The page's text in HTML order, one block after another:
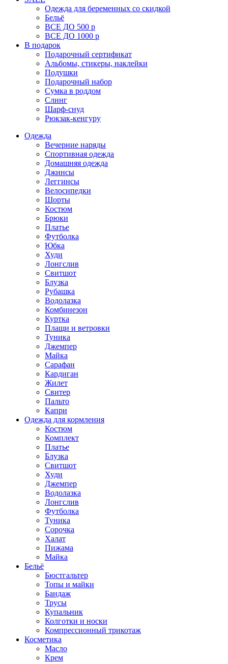
Одежда для беременных со скидкой
Бельё
ВСЕ ДО 500 р
ВСЕ ДО 1000 р
В подарок
Подарочный сертификат
Альбомы, стикеры, наклейки
Подушки
Подарочный набор
Сумка в роддом
Слинг
Шарф-снуд
Рюкзак-кенгуру
Одежда
Вечерние наряды
Спортивная одежда
Домашняя одежда
Джинсы
Леггинсы
Велосипедки
Шорты
Костюм
Брюки
Платье
Футболка
Юбка
Худи
Лонгслив
Свитшот
Блузка
Рубашка
Водолазка
Комбинезон
Куртка
Плащи и ветровки
Туника
Джемпер
Майка
Сарафан
Кардиган
Жилет
Свитер
Пальто
Капри
Одежда для кормления
Костюм
Комплект
Платье
Блузка
Свитшот
Худи
Джемпер
Водолазка
Лонгслив
Футболка
Туника
Сорочка
Халат
Пижама
Майка
Бельё
Бюстгальтер
Топы и майки
Бандаж
Трусы
Купальник
Колготки и носки
Компрессионный трикотаж
Косметика
Масло
Крем